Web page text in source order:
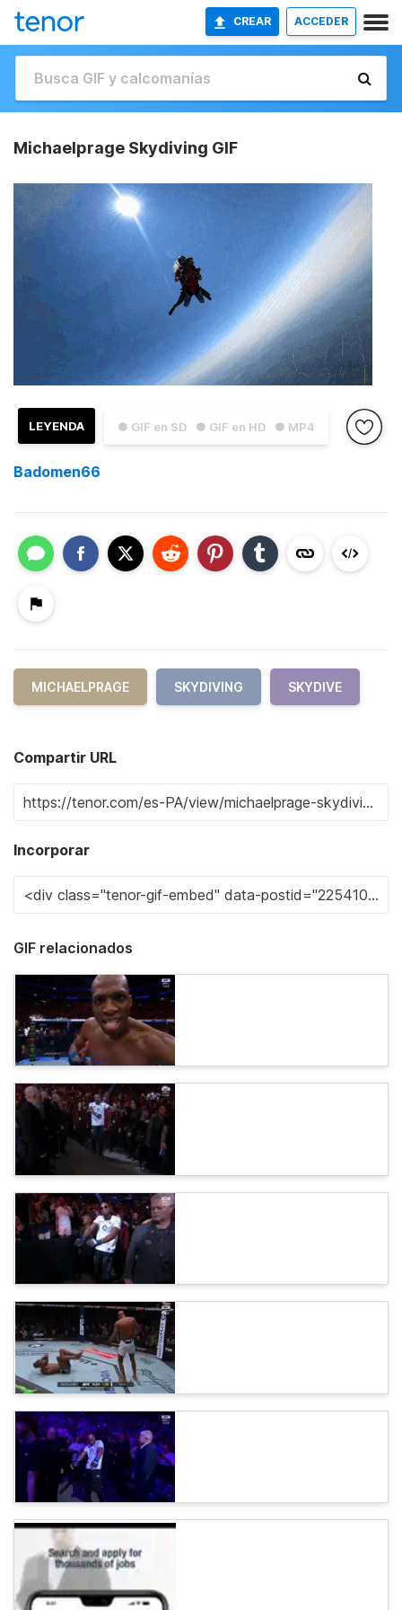
CREAR ACCEDER
Michaelprage Skydiving GIF
● GIF en SD ● GIF en HD ● MP4
LEYENDA
Badomen66
MICHAELPRAGE SKYDIVING SKYDIVE
Compartir URL
Incorporar
GIF relacionados